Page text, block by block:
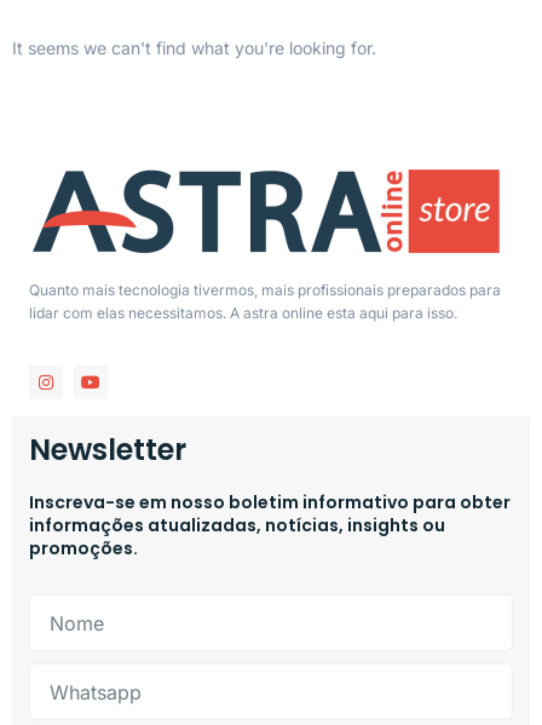
It seems we can't find what you're looking for.
Quanto mais tecnologia tivermos, mais profissionais preparados para
lidar com elas necessitamos. A astra online esta aqui para isso.
Newsletter
Inscreva-se em nosso boletim informativo para obter
informações atualizadas, notícias, insights ou
promoções.